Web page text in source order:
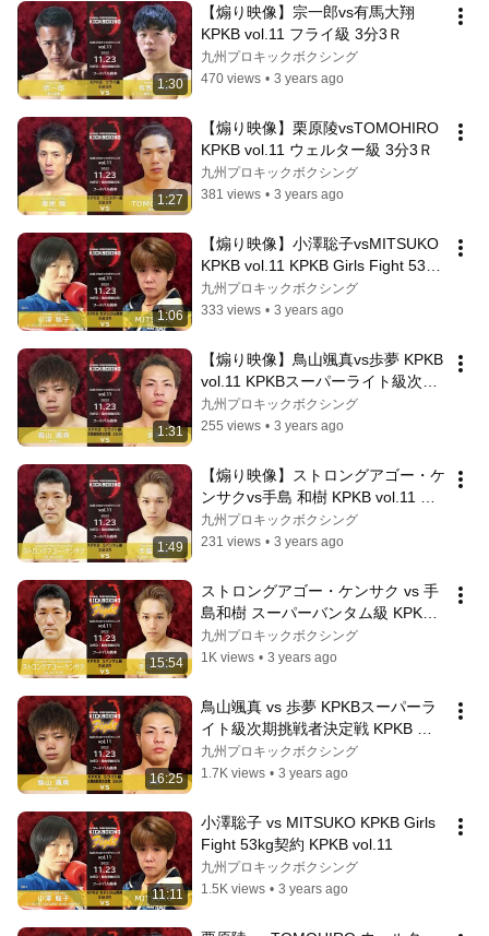
1:30
【煽り映像】宗一郎vs有馬大翔
KPKB vol.11 フライ級 3分3Ｒ
九州プロキックボクシング
470 views • 3 years ago
1:27
【煽り映像】栗原陵vsTOMOHIRO
KPKB vol.11 ウェルター級 3分3Ｒ
九州プロキックボクシング
381 views • 3 years ago
1:06
【煽り映像】小澤聡子vsMITSUKO
KPKB vol.11 KPKB Girls Fight 53kg
契約
九州プロキックボクシング
333 views • 3 years ago
1:31
【煽り映像】鳥山颯真vs歩夢 KPKB
vol.11 KPKBスーパーライト級次期
挑戦者決定戦
九州プロキックボクシング
255 views • 3 years ago
1:49
【煽り映像】ストロングアゴー・ケ
ンサクvs手島 和樹 KPKB vol.11 ス
トロングアゴー・ケンサク選手引退
試合
九州プロキックボクシング
231 views • 3 years ago
15:54
ストロングアゴー・ケンサク vs 手
島和樹 スーパーバンタム級 KPKB
vol.11 引退試合
九州プロキックボクシング
1K views • 3 years ago
16:25
鳥山颯真 vs 歩夢 KPKBスーパーラ
イト級次期挑戦者決定戦 KPKB
vol.11
九州プロキックボクシング
1.7K views • 3 years ago
11:11
小澤聡子 vs MITSUKO KPKB Girls
Fight 53kg契約 KPKB vol.11
九州プロキックボクシング
1.5K views • 3 years ago